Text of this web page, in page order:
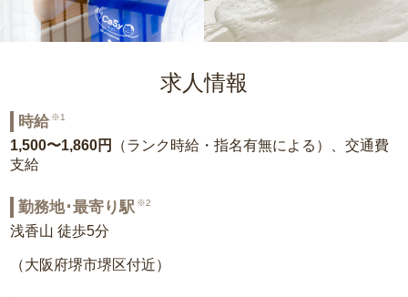
求人情報
時給 ※1
1,500〜1,860円
（ランク時給・指名有無による）、交通費
支給
勤務地･最寄り駅 ※2
浅香山 徒歩5分
（大阪府堺市堺区付近）